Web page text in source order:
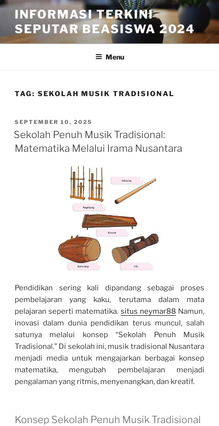
Skip
content
INFORMASI TERKINI
SEPUTAR BEASISWA 2024
Menu
TAG: SEKOLAH MUSIK TRADISIONAL
POSTED
ON
SEPTEMBER 10, 2025
Sekolah Penuh Musik Tradisional:
Matematika Melalui Irama Nusantara
Pendidikan sering kali dipandang sebagai proses
pembelajaran yang kaku, terutama dalam mata
pelajaran seperti matematika. situs neymar88 Namun,
inovasi dalam dunia pendidikan terus muncul, salah
satunya melalui konsep “Sekolah Penuh Musik
Tradisional.” Di sekolah ini, musik tradisional Nusantara
menjadi media untuk mengajarkan berbagai konsep
matematika, mengubah pembelajaran menjadi
pengalaman yang ritmis, menyenangkan, dan kreatif.
Konsep Sekolah Penuh Musik Tradisional